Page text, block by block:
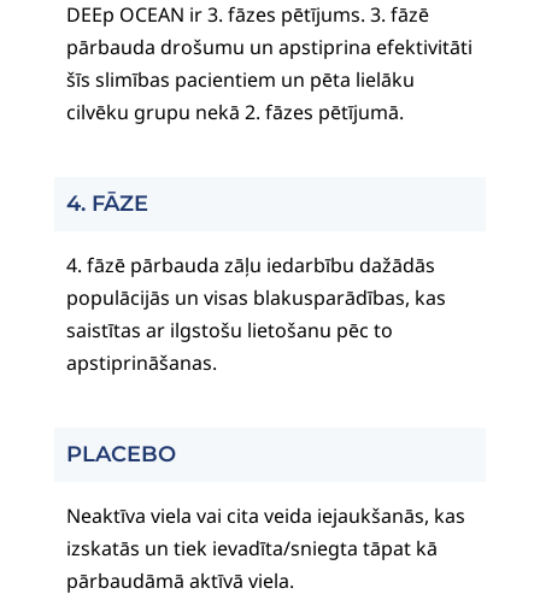
DEEp OCEAN ir 3. fāzes pētījums. 3. fāzē
pārbauda drošumu un apstiprina efektivitāti
šīs slimības pacientiem un pēta lielāku
cilvēku grupu nekā 2. fāzes pētījumā.
4. FĀZE
4. fāzē pārbauda zāļu iedarbību dažādās
populācijās un visas blakusparādības, kas
saistītas ar ilgstošu lietošanu pēc to
apstiprināšanas.
PLACEBO
Neaktīva viela vai cita veida iejaukšanās, kas
izskatās un tiek ievadīta/sniegta tāpat kā
pārbaudāmā aktīvā viela.